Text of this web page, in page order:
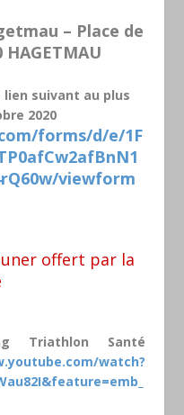
– Place de
lien suivant au plus
2020
forms/d/e/1F
viewform
offert par la
Triathlon Santé
watch?